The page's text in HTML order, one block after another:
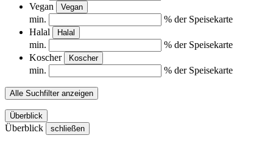
Vegan
Vegan
min.
% der Speisekarte
Halal
Halal
min.
% der Speisekarte
Koscher
Koscher
min. % der Speisekarte
Alle Suchfilter anzeigen
Überblick
Überblick schließen